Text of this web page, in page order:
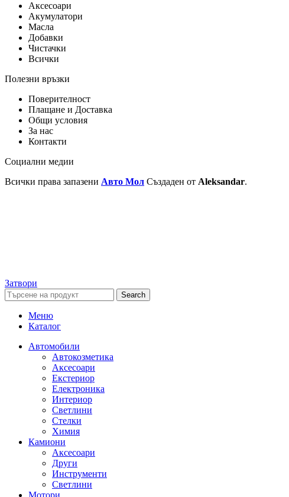
Аксесоари
Акумулатори
Масла
Добавки
Чистачки
Всички
Полезни връзки
Поверителност
Плащане и Доставка
Общи условия
За нас
Контакти
Социални медии
Всички права запазени Авто Мол Създаден от Aleksandar.
Затвори
Search
Меню
Каталог
Автомобили
Автокозметика
Аксесоари
Екстериор
Електроника
Интериор
Светлини
Стелки
Химия
Камиони
Аксесоари
Други
Инструменти
Светлини